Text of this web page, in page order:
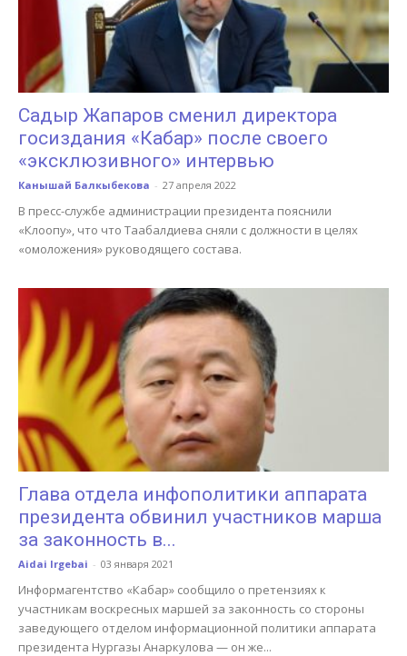
Садыр Жапаров сменил директора
госиздания «Кабар» после своего
«эксклюзивного» интервью
Канышай Балкыбекова - 27 апреля 2022
В пресс-службе администрации президента пояснили
«Клоопу», что что Таабалдиева сняли с должности в целях
«омоложения» руководящего состава.
Глава отдела инфополитики аппарата
президента обвинил участников марша
за законность в...
Aidai Irgebai - 03 января 2021
Информагентство «Кабар» сообщило о претензиях к
участникам воскресных маршей за законность со стороны
заведующего отделом информационной политики аппарата
президента Нургазы Анаркулова — он же...